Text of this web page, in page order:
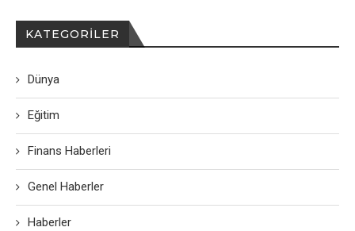
KATEGORILER
Dünya
Eğitim
Finans Haberleri
Genel Haberler
Haberler